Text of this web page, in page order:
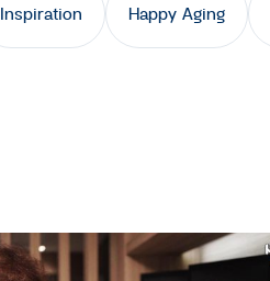
Inspiration Happy Aging